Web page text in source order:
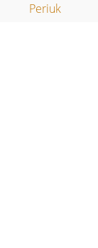
Periuk